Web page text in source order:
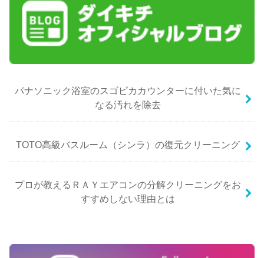
パナソニック浴室のスゴピカカウンターに付いた気に
なる汚れを除去
TOTO高級バスルーム（シンラ）の復元クリーニング
プロが教えるＲＡＹエアコンの分解クリーニングをお
すすめしない理由とは